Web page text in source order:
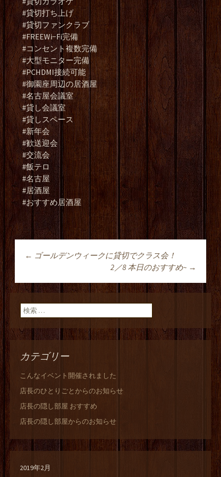
#貸切打ち上げ
#貸切ファンクラブ
#FREEWi−Fi完備
#コンセント複数完備
#大型モニター完備
#PCHDMI接続可能
#御園座周辺の居酒屋
#名古屋会議室
#貸し会議室
#貸しスペース
#新年会
#歓送迎会
#交流会
#飯テロ
#名古屋
#居酒屋
#おすすめ居酒屋
投稿ナビゲーショ
ン
← ゴールデンウィークに貸切でクラス会！
2／8 本日のおすすめ~ →
検索:
カテゴリー
こんなイベント開催されました
店長のひとりごとからのお知らせ
店長の隠し部屋 おすすめ
店長の隠し部屋からのお知らせ
2019年2月